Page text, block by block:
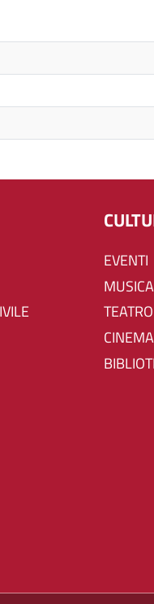
EVENTI
MUSICA
TEATRO
CINEMA